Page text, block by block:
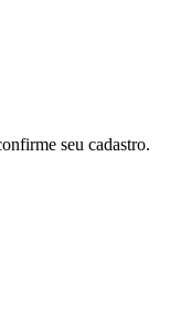
seu cadastro.